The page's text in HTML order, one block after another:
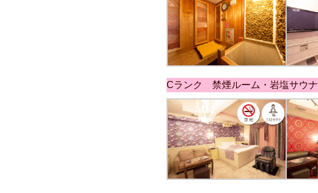
Cランク 禁煙ルーム・岩塩サウナ